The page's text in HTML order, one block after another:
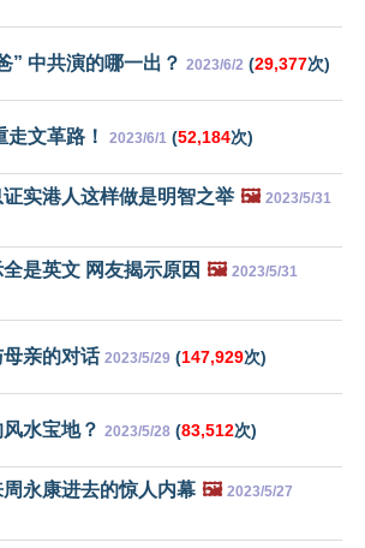
” 中共演的哪一出？ 2023/6/2 (29,377次)
走文革路！ 2023/6/1 (52,184次)
实港人这样做是明智之举 🖼️ 2023/5/31
是英文 网友揭示原因 🖼️ 2023/5/31
亲的对话 2023/5/29 (147,929次)
水宝地？ 2023/5/28 (83,512次)
永康进去的惊人内幕 🖼️ 2023/5/27